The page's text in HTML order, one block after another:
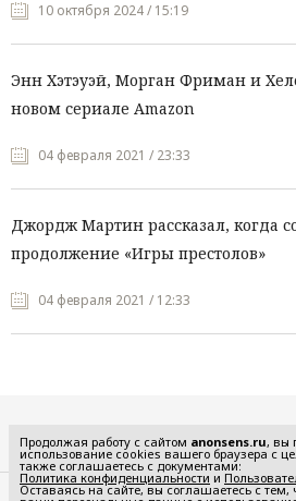
10 октября 2024 / 15:19
Энн Хэтэуэй, Морган Фриман и
новом сериале Amazon
04 февраля 2021 / 23:33
Джордж Мартин рассказал, когда
продолжение «Игры престолов»
04 февраля 2021 / 12:33
Продолжая работу с сайтом anonsens.ru, вы
использование cookies вашего браузера с
также соглашаетесь с документами:
Политика конфиденциальности и
Оставаясь на сайте, вы соглашаетесь с